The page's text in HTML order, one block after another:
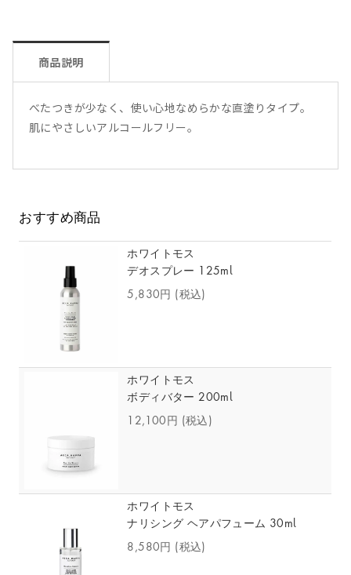
商品説明
べたつきが少なく、使い心地なめらかな直塗りタイプ。
肌にやさしいアルコールフリー。
おすすめ商品
ホワイトモス
デオスプレー 125ml
5,830円 (税込)
ホワイトモス
ボディバター 200ml
12,100円 (税込)
ホワイトモス
ナリシング ヘアパフューム 30ml
8,580円 (税込)